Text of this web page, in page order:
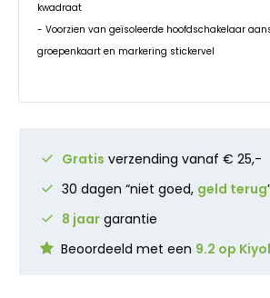
kwadraat
- Voorzien van geïsoleerde hoofdschakelaar
groepenkaart en markering stickervel
Gratis verzending vanaf € 25,-
30 dagen “niet goed, geld terug
8 jaar garantie
Beoordeeld met een 9.2 op